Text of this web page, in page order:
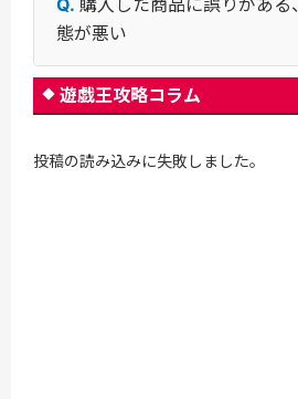
態が悪い
遊戯王攻略コラム
投稿の読み込みに失敗しました。